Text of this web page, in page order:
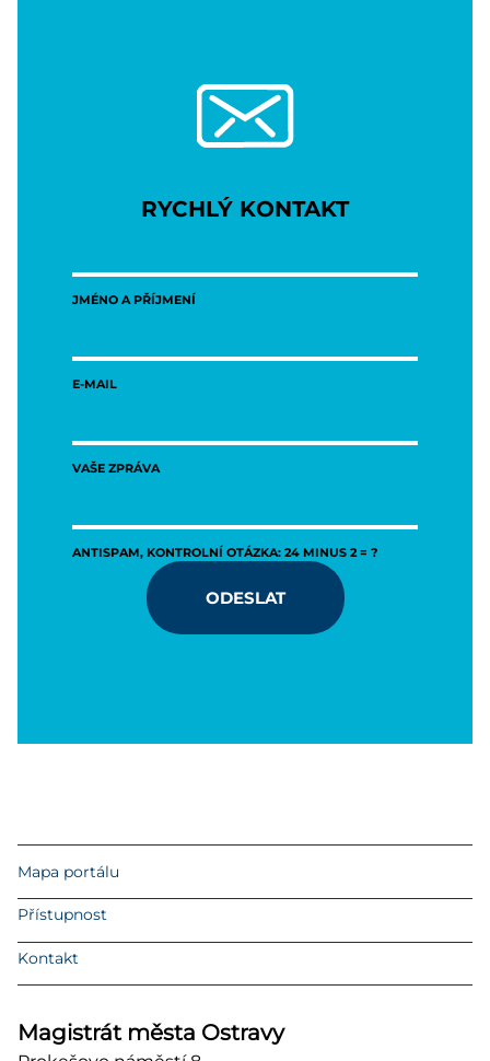
RYCHLÝ KONTAKT
JMÉNO A PŘÍJMENÍ
E-MAIL
VAŠE ZPRÁVA
ANTISPAM, KONTROLNÍ OTÁZKA: 24 MINUS 2 = ?
ODESLAT
Mapa portálu
Přístupnost
Kontakt
Magistrát města Ostravy